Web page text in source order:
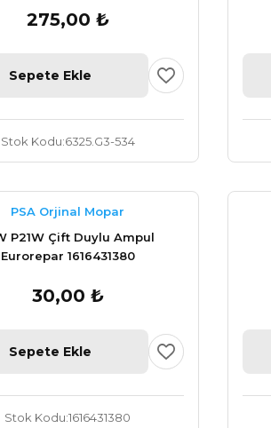
275,00 ₺
Sepete Ekle
Stok Kodu 6325.G3-534
PSA Orjinal Mopar
P21W Çift Duylu Ampul
Eurorepar 1616431380
30,00 ₺
Sepete Ekle
Stok Kodu 1616431380